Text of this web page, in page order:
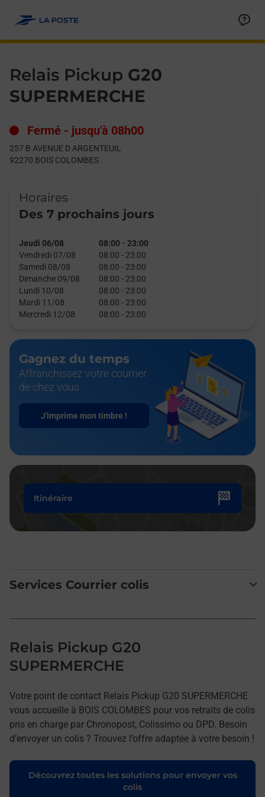
Relais Pickup G20
SUPERMERCHE
Fermé - jusqu'à 08h00
257 B AVENUE D ARGENTEUIL
92270 BOIS COLOMBES
Horaires
Des 7 prochains jours
Jeudi 06/08 08:00 - 23:00
Vendredi 07/08
08:00 - 23:00
Samedi 08/08
08:00 - 23:00
Dimanche 09/08
08:00 - 23:00
Lundi 10/08
08:00 - 23:00
Mardi 11/08
08:00 - 23:00
Mercredi 12/08
08:00 - 23:00
Gagnez du temps
Affranchissez votre courrier
de chez vous
J'imprime mon timbre !
Itinéraire
Services Courrier colis
Relais Pickup G20
SUPERMERCHE
Votre point de contact Relais Pickup G20 SUPERMERCHE
vous accueille à BOIS COLOMBES pour vos retraits de colis
pris en charge par Chronopost, Colissimo ou DPD. Besoin
d’envoyer un colis ? Trouvez l’offre adaptée à votre besoin !
Découvrez toutes les solutions pour envoyer vos
colis